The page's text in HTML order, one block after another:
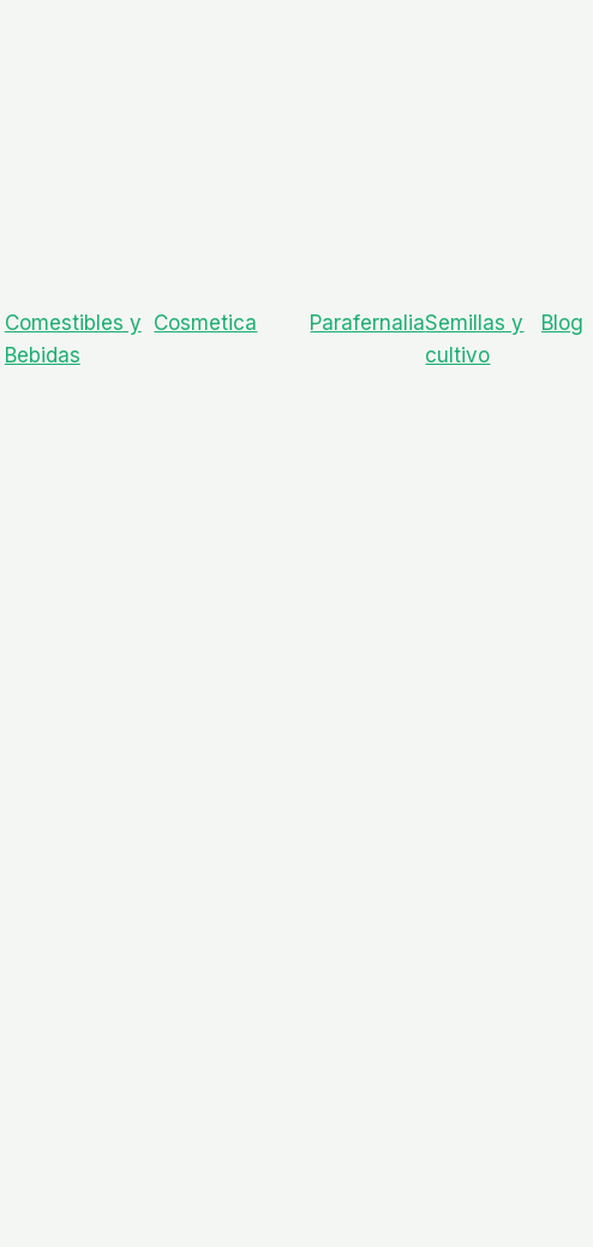
Comestibles y
Bebidas
Cosmetica ParafernaliaSemillas y
cultivo
Blog